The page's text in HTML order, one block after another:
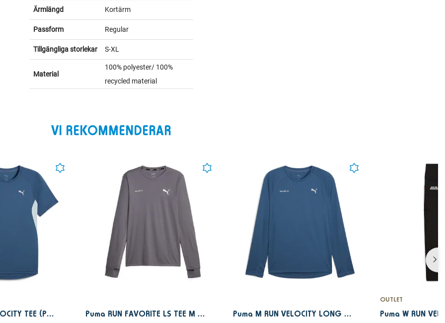
Ärmlängd Kortärm
Passform Regular
Tillgängliga storlekar S-XL
Material
100% polyester/ 100%
recycled material
VI REKOMMENDERAR
Puma M RUN VELOCITY TEE (POLY) Dark Indigo
Puma RUN FAVORITE LS TEE M Cool Dark Gray
Puma M RUN VELOCITY LONG SLEEVE (POLY) Dark Indigo
OUTLET